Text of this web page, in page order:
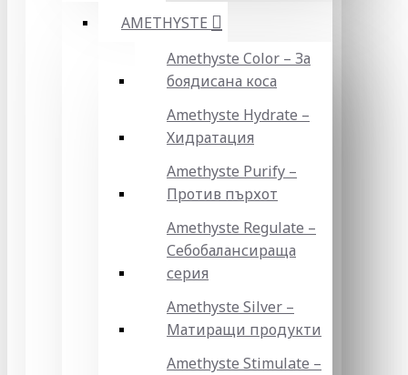
AMETHYSTE
Amethyste Color – За
боядисана коса
Amethyste Hydrate –
Хидратация
Amethyste Purify –
Против пърхот
Amethyste Regulate –
Себобалансираща
серия
Amethyste Silver –
Матиращи продукти
Amethyste Stimulate –